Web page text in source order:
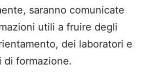
saranno comunicate
utili a fruire degli
dei laboratori e
di formazione.